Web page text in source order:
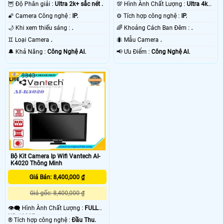
🦉 Độ Phân giải : Ultra 2k+ sắc nét .
🌠 Camera Công nghệ :
IP.
🌙 Khi xem thiếu sáng : .
♊ Loại Camera .
️🔔 Khả Năng : Công Nghệ AI.
💯 Hình Ành Chất Lượng :Ultra 4k
👍🏾 .
⚙ Tích hợp công nghệ :
IP.
🌈 Khoảng Cách Ban Đêm : .
🐜 Mẫu Camera .
️📢 Ưu Điểm :Công Nghệ AI.
Bộ Kit Camera Ip Wifi Vantech AI-
K4020 Thông Minh
Giá Bán: 8,400,000 ₫
Giá gốc: 8,400,000 ₫
👁️‍🗨 Hình Ành Chất Lượng : FULL
HD 1080P .
®️ Tích hợp công nghệ : Đầu Thu.
3343